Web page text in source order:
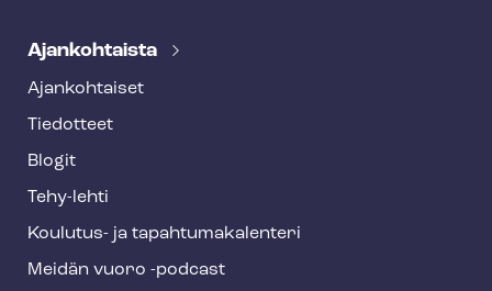
Ajankohtaista
Ajankohtaiset
Tiedotteet
Blogit
Tehy-lehti
Koulutus- ja ta­pah­tu­ma­ka­len­te­ri
Meidän vuoro -podcast